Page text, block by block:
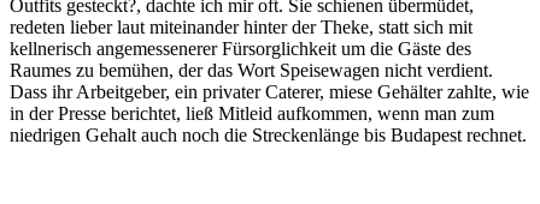
Outfits gesteckt?, dachte ich mir oft. Sie schienen übermüdet,
redeten lieber laut miteinander hinter der Theke, statt sich mit
kellnerisch angemessenerer Fürsorglichkeit um die Gäste des
Raumes zu bemühen, der das Wort Speisewagen nicht verdient.
Dass ihr Arbeitgeber, ein privater Caterer, miese Gehälter zahlte, wie
in der Presse berichtet, ließ Mitleid aufkommen, wenn man zum
niedrigen Gehalt auch noch die Streckenlänge bis Budapest rechnet.